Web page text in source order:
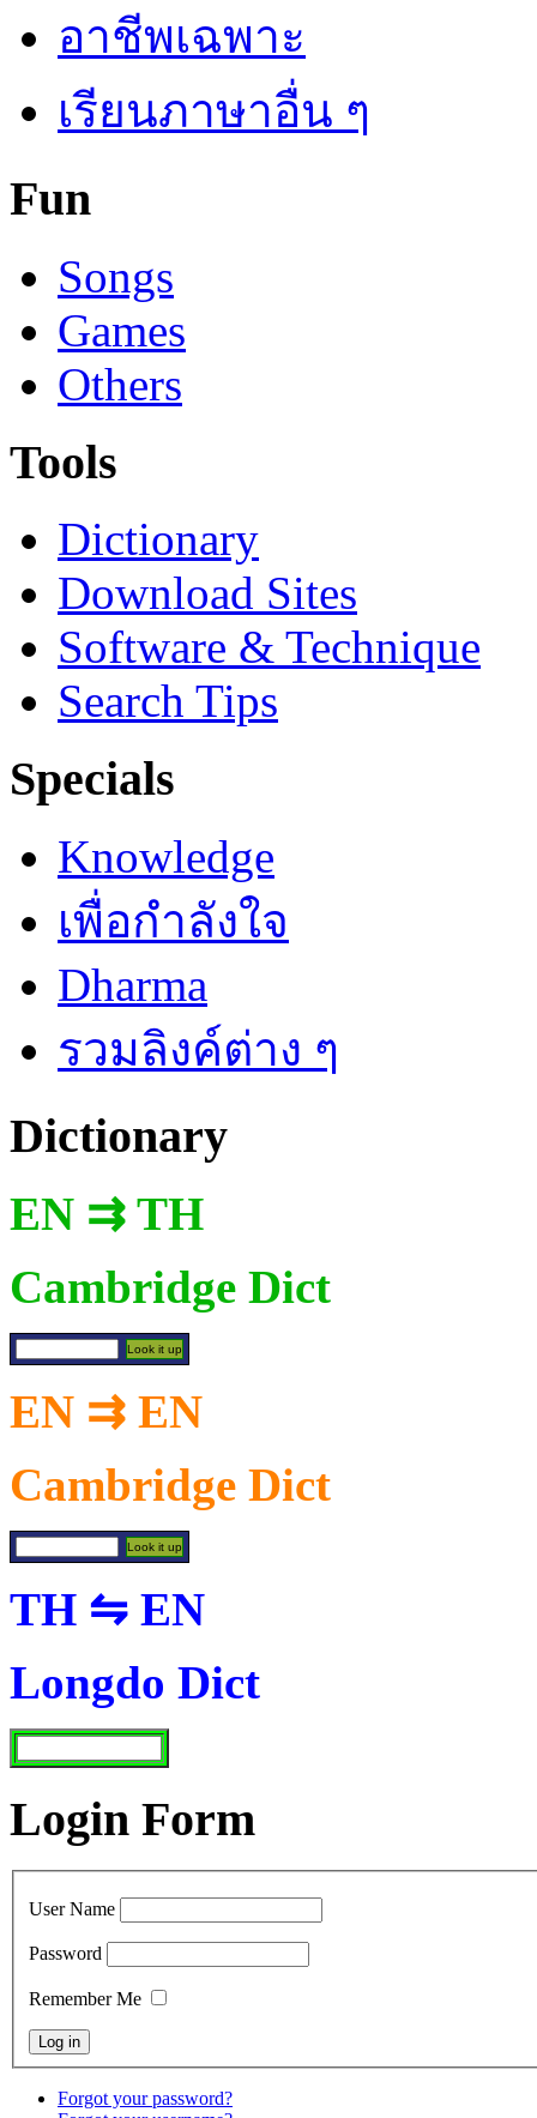
อาชีพเฉพาะ
เรียนภาษาอื่น ๆ
Fun
Songs
Games
Others
Tools
Dictionary
Download Sites
Software & Technique
Search Tips
Specials
Knowledge
เพื่อกำลังใจ
Dharma
รวมลิงค์ต่าง ๆ
Dictionary
EN ⇉ TH
Cambridge Dict
EN ⇉ EN
Cambridge Dict
TH ⇋ EN
Longdo Dict
Login Form
User Name
Password
Remember Me
Forgot your password?